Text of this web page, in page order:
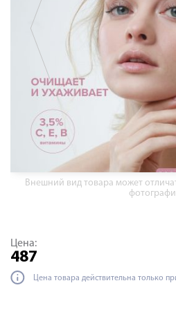
Внешний вид товара может
Цена:
487
Цена товара действительна только